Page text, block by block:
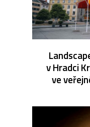
v Hradci
ve